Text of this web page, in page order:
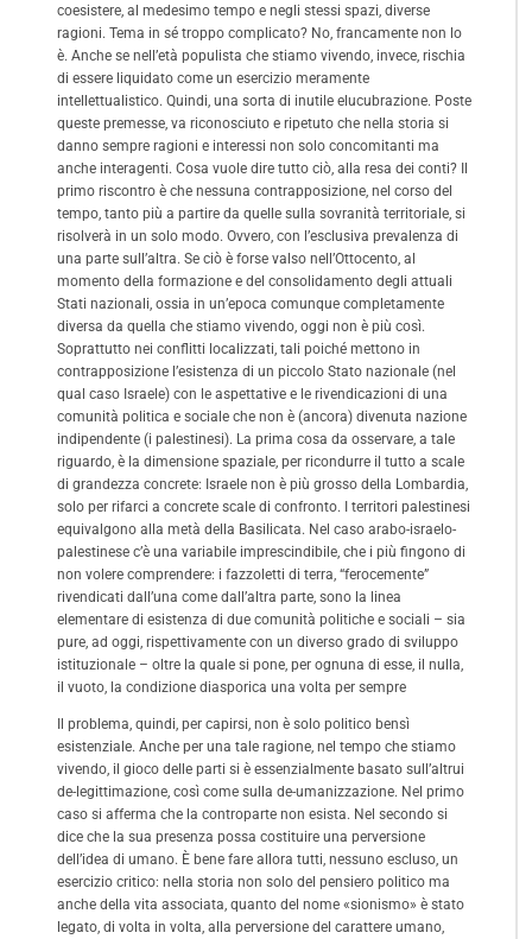
coesistere, al medesimo tempo e negli stessi spazi, diverse
ragioni. Tema in sé troppo complicato? No, francamente non lo
è. Anche se nell’età populista che stiamo vivendo, invece, rischia
di essere liquidato come un esercizio meramente
intellettualistico. Quindi, una sorta di inutile elucubrazione. Poste
queste premesse, va riconosciuto e ripetuto che nella storia si
danno sempre ragioni e interessi non solo concomitanti ma
anche interagenti. Cosa vuole dire tutto ciò, alla resa dei conti? Il
primo riscontro è che nessuna contrapposizione, nel corso del
tempo, tanto più a partire da quelle sulla sovranità territoriale, si
risolverà in un solo modo. Ovvero, con l’esclusiva prevalenza di
una parte sull’altra. Se ciò è forse valso nell’Ottocento, al
momento della formazione e del consolidamento degli attuali
Stati nazionali, ossia in un’epoca comunque completamente
diversa da quella che stiamo vivendo, oggi non è più così.
Soprattutto nei conflitti localizzati, tali poiché mettono in
contrapposizione l’esistenza di un piccolo Stato nazionale (nel
qual caso Israele) con le aspettative e le rivendicazioni di una
comunità politica e sociale che non è (ancora) divenuta nazione
indipendente (i palestinesi). La prima cosa da osservare, a tale
riguardo, è la dimensione spaziale, per ricondurre il tutto a scale
di grandezza concrete: Israele non è più grosso della Lombardia,
solo per rifarci a concrete scale di confronto. I territori palestinesi
equivalgono alla metà della Basilicata. Nel caso arabo-israelo-
palestinese c’è una variabile imprescindibile, che i più fingono di
non volere comprendere: i fazzoletti di terra, “ferocemente”
rivendicati dall’una come dall’altra parte, sono la linea
elementare di esistenza di due comunità politiche e sociali – sia
pure, ad oggi, rispettivamente con un diverso grado di sviluppo
istituzionale – oltre la quale si pone, per ognuna di esse, il nulla,
il vuoto, la condizione diasporica una volta per sempre
Il problema, quindi, per capirsi, non è solo politico bensì
esistenziale. Anche per una tale ragione, nel tempo che stiamo
vivendo, il gioco delle parti si è essenzialmente basato sull’altrui
de-legittimazione, così come sulla de-umanizzazione. Nel primo
caso si afferma che la controparte non esista. Nel secondo si
dice che la sua presenza possa costituire una perversione
dell’idea di umano. È bene fare allora tutti, nessuno escluso, un
esercizio critico: nella storia non solo del pensiero politico ma
anche della vita associata, quanto del nome «sionismo» è stato
legato, di volta in volta, alla perversione del carattere umano,